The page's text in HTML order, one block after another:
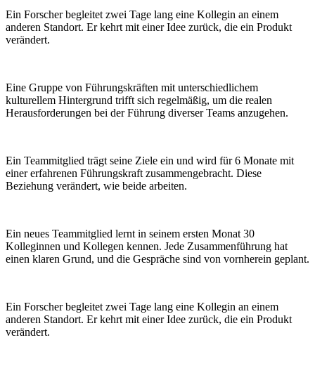
Ein Forscher begleitet zwei Tage lang eine Kollegin an einem
anderen Standort. Er kehrt mit einer Idee zurück, die ein Produkt
verändert.
Eine Gruppe von Führungskräften mit unterschiedlichem
kulturellem Hintergrund trifft sich regelmäßig, um die realen
Herausforderungen bei der Führung diverser Teams anzugehen.
Ein Teammitglied trägt seine Ziele ein und wird für 6 Monate mit
einer erfahrenen Führungskraft zusammengebracht. Diese
Beziehung verändert, wie beide arbeiten.
Ein neues Teammitglied lernt in seinem ersten Monat 30
Kolleginnen und Kollegen kennen. Jede Zusammenführung hat
einen klaren Grund, und die Gespräche sind von vornherein geplant.
Ein Forscher begleitet zwei Tage lang eine Kollegin an einem
anderen Standort. Er kehrt mit einer Idee zurück, die ein Produkt
verändert.